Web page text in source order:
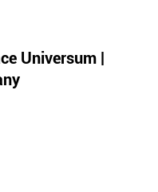
Universum |